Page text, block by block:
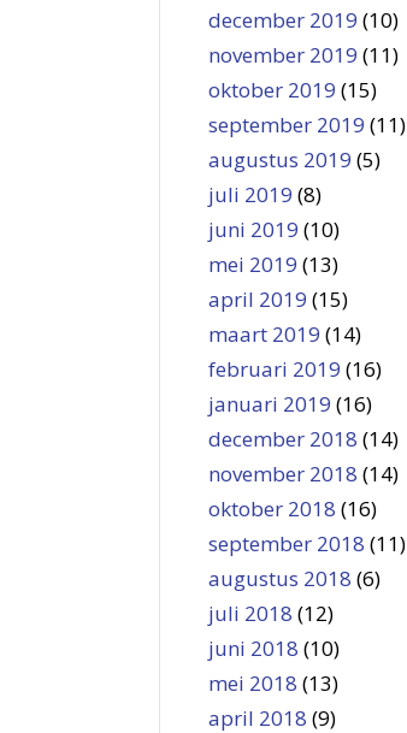
december 2019 (10)
november 2019 (11)
oktober 2019 (15)
september 2019 (11)
augustus 2019 (5)
juli 2019 (8)
juni 2019 (10)
mei 2019 (13)
april 2019 (15)
maart 2019 (14)
februari 2019 (16)
januari 2019 (16)
december 2018 (14)
november 2018 (14)
oktober 2018 (16)
september 2018 (11)
augustus 2018 (6)
juli 2018 (12)
juni 2018 (10)
mei 2018 (13)
april 2018 (9)